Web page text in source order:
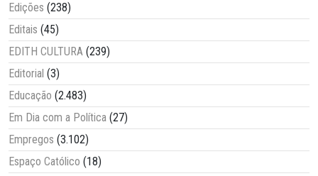
Edições (238)
Editais (45)
EDITH CULTURA (239)
Editorial (3)
Educação (2.483)
Em Dia com a Política (27)
Empregos (3.102)
Espaço Católico (18)